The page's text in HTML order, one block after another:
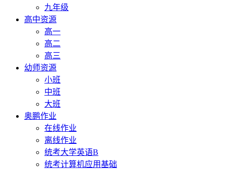
九年级
高中资源
高一
高二
高三
幼师资源
小班
中班
大班
奥鹏作业
在线作业
离线作业
统考大学英语B
统考计算机应用基础